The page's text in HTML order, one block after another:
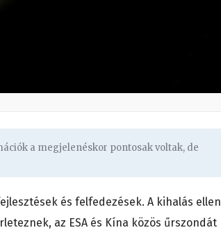
a megjelenéskor pontosak voltak, de
és felfedezések. A kihalás ellen
az ESA és Kína közös űrszondát